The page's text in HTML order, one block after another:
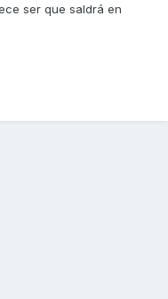
ser que saldrá en